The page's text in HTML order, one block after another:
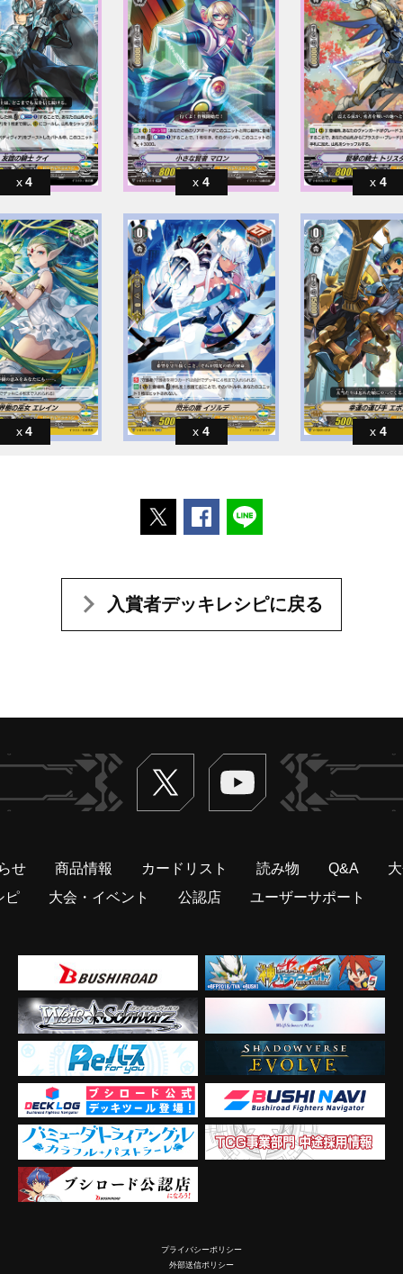
4 4 4
4 4 4
ポストするFacebookでシェアする
入賞者デッキレシピに戻る
Twitter ヴァンガードch
せ 商品情報 カードリスト 読み物 Q&A
ピ
大会・イベント 公認店 ユーザーサポート
プライバシーポリシー
外部送信ポリシー